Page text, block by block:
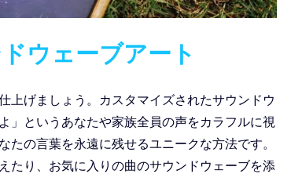
ウェーブアート
上げましょう。カスタマイズされたサウンドウ
」というあなたや家族全員の声をカラフルに視
の言葉を永遠に残せるユニークな方法です。
たり、お気に入りの曲のサウンドウェーブを添